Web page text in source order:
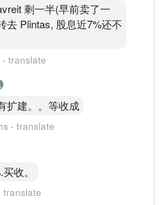
剩一半(早前卖了一
去 Plintas, 股息近7%还不
· translate
扩建。。等收成
· translate
收。
translate